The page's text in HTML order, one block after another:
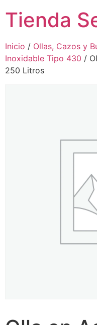
Tienda
Inicio / Ollas, Cazos y
Inoxidable Tipo 430 /
250 Litros